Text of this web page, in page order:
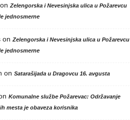
on Zelengorska i Nevesinjska ulica u Požarevcu
jednosmerne
on Zelengorska i Nevesinjska ulica u Požarevcu
jednosmerne
on Satarašijada u Dragovcu 16. avgusta
Komunalne službe Požarevac: Održavanje
mesta je obaveza korisnika